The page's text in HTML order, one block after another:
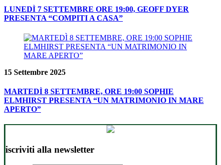
LUNEDÌ 7 SETTEMBRE ORE 19:00, GEOFF DYER
PRESENTA “COMPITI A CASA”
15 Settembre 2025
MARTEDÌ 8 SETTEMBRE, ORE 19:00 SOPHIE
ELMHIRST PRESENTA “UN MATRIMONIO IN MARE
APERTO”
iscriviti alla newsletter